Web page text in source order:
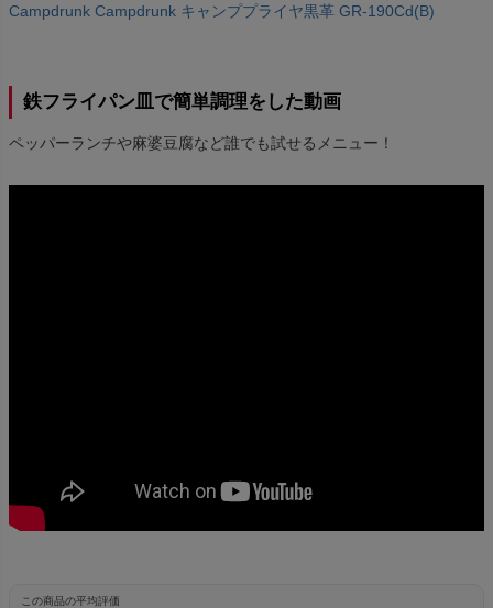
Campdrunk Campdrunk キャンププライヤ黒革 GR-190Cd(B)
鉄フライパン皿で簡単調理をした動画
ペッパーランチや麻婆豆腐など誰でも試せるメニュー！